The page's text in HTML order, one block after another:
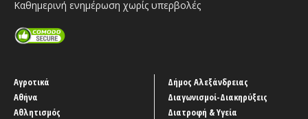
Καθημερινή ενημέρωση χωρίς υπερβολές
Αγροτικά
Αθήνα
Αθλητισμός
Δήμος Αλεξάνδρειας
Διαγωνισμοί-Διακηρύξεις
Διατροφή & Υγεία